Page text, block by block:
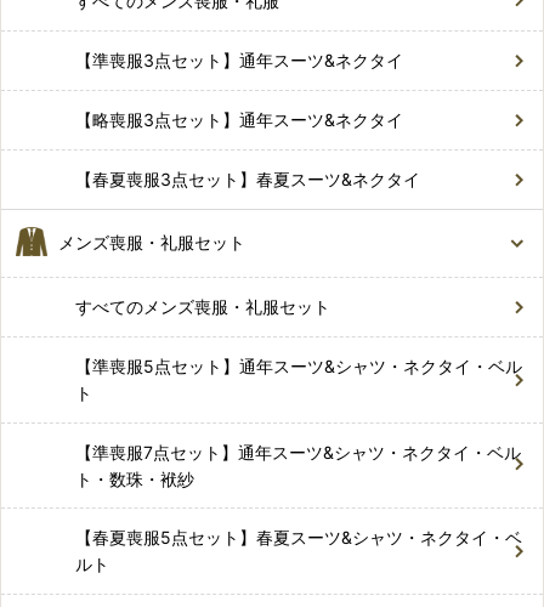
【準喪服3点セット】通年スーツ&ネクタイ
【略喪服3点セット】通年スーツ&ネクタイ
【春夏喪服3点セット】春夏スーツ&ネクタイ
メンズ喪服・礼服セット
すべてのメンズ喪服・礼服セット
【準喪服5点セット】通年スーツ&シャツ・ネクタイ・ベル
ト
【準喪服7点セット】通年スーツ&シャツ・ネクタイ・ベル
ト・数珠・袱紗
【春夏喪服5点セット】春夏スーツ&シャツ・ネクタイ・ベ
ルト